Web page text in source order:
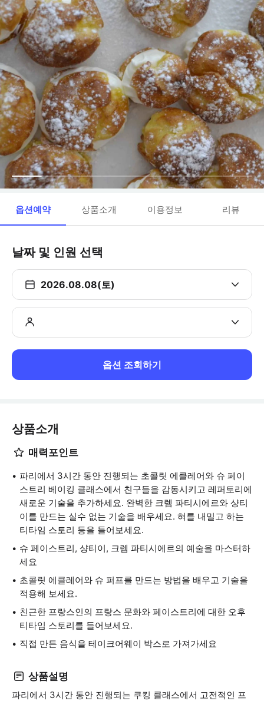
옵션예약 상품소개 이용정보 리뷰
날짜 및 인원 선택
2026.08.08(토)
옵션 조회하기
상품소개
매력포인트
파리에서 3시간 동안 진행되는 초콜릿 에클레어와 슈 페이
스트리 베이킹 클래스에서 친구들을 감동시키고 레퍼토리에
새로운 기술을 추가하세요. 완벽한 크렘 파티시에르와 샹티
이를 만드는 실수 없는 기술을 배우세요. 혀를 내밀고 하는
티타임 스토리 등을 들어보세요.
슈 페이스트리, 샹티이, 크렘 파티시에르의 예술을 마스터하
세요
초콜릿 에클레어와 슈 퍼프를 만드는 방법을 배우고 기술을
적용해 보세요.
친근한 프랑스인의 프랑스 문화와 페이스트리에 대한 오후
티타임 스토리를 들어보세요.
직접 만든 음식을 테이크어웨이 박스로 가져가세요
상품설명
파리에서 3시간 동안 진행되는 쿠킹 클래스에서 고전적인 프